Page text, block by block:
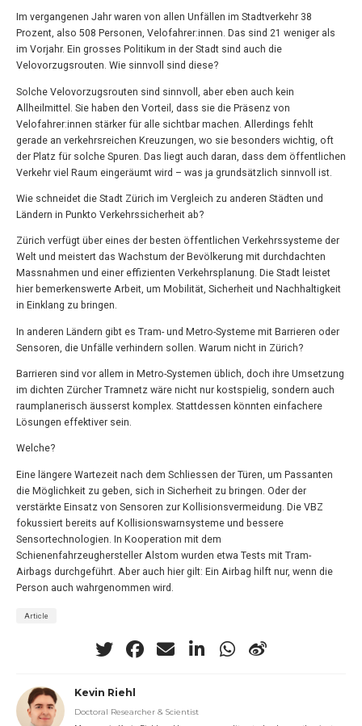
Im vergangenen Jahr waren von allen Unfällen im Stadtverkehr 38
Prozent, also 508 Personen, Velofahrer:innen. Das sind 21 weniger als
im Vorjahr. Ein grosses Politikum in der Stadt sind auch die
Velovorzugsrouten. Wie sinnvoll sind diese?
Solche Velovorzugsrouten sind sinnvoll, aber eben auch kein
Allheilmittel. Sie haben den Vorteil, dass sie die Präsenz von
Velofahrer:innen stärker für alle sichtbar machen. Allerdings fehlt
gerade an verkehrsreichen Kreuzungen, wo sie besonders wichtig, oft
der Platz für solche Spuren. Das liegt auch daran, dass dem öffentlichen
Verkehr viel Raum eingeräumt wird – was ja grundsätzlich sinnvoll ist.
Wie schneidet die Stadt Zürich im Vergleich zu anderen Städten und
Ländern in Punkto Verkehrssicherheit ab?
Zürich verfügt über eines der besten öffentlichen Verkehrssysteme der
Welt und meistert das Wachstum der Bevölkerung mit durchdachten
Massnahmen und einer effizienten Verkehrsplanung. Die Stadt leistet
hier bemerkenswerte Arbeit, um Mobilität, Sicherheit und Nachhaltigkeit
in Einklang zu bringen.
In anderen Ländern gibt es Tram- und Metro-Systeme mit Barrieren oder
Sensoren, die Unfälle verhindern sollen. Warum nicht in Zürich?
Barrieren sind vor allem in Metro-Systemen üblich, doch ihre Umsetzung
im dichten Zürcher Tramnetz wäre nicht nur kostspielig, sondern auch
raumplanerisch äusserst komplex. Stattdessen könnten einfachere
Lösungen effektiver sein.
Welche?
Eine längere Wartezeit nach dem Schliessen der Türen, um Passanten
die Möglichkeit zu geben, sich in Sicherheit zu bringen. Oder der
verstärkte Einsatz von Sensoren zur Kollisionsvermeidung. Die VBZ
fokussiert bereits auf Kollisionswarnsysteme und bessere
Sensortechnologien. In Kooperation mit dem
Schienenfahrzeughersteller Alstom wurden etwa Tests mit Tram-
Airbags durchgeführt. Aber auch hier gilt: Ein Airbag hilft nur, wenn die
Person auch wahrgenommen wird.
Article
Kevin Riehl
Doctoral Researcher & Scientist